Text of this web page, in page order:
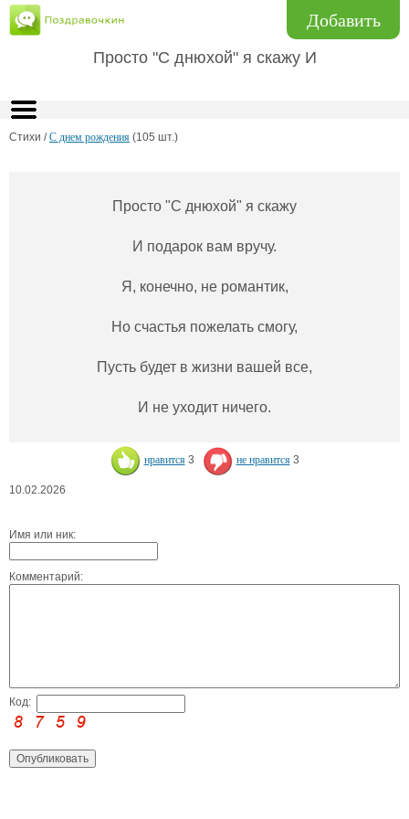
Добавить
Просто "С днюхой" я скажу И
Стихи /С днем рождения (105 шт.)
Просто "С днюхой" я скажу
И подарок вам вручу.
Я, конечно, не романтик,
Но счастья пожелать смогу,
Пусть будет в жизни вашей все,
И не уходит ничего.
нравится 3 не нравится 3
10.02.2026
Имя или ник:
Комментарий:
Код: